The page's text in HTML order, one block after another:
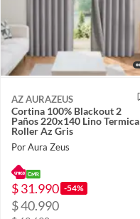
AZ AURAZEUS
Cortina 100% Blackout 2
Paños 220x140 Lino Termica
Roller Az Gris
Por Aura Zeus
$ 31.990 -54%
$ 40.990